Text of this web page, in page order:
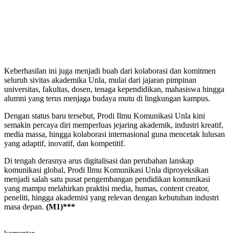
Keberhasilan ini juga menjadi buah dari kolaborasi dan komitmen
seluruh sivitas akademika Unla, mulai dari jajaran pimpinan
universitas, fakultas, dosen, tenaga kependidikan, mahasiswa hingga
alumni yang terus menjaga budaya mutu di lingkungan kampus.
Dengan status baru tersebut, Prodi Ilmu Komunikasi Unla kini
semakin percaya diri memperluas jejaring akademik, industri kreatif,
media massa, hingga kolaborasi internasional guna mencetak lulusan
yang adaptif, inovatif, dan kompetitif.
Di tengah derasnya arus digitalisasi dan perubahan lanskap
komunikasi global, Prodi Ilmu Komunikasi Unla diproyeksikan
menjadi salah satu pusat pengembangan pendidikan komunikasi
yang mampu melahirkan praktisi media, humas, content creator,
peneliti, hingga akademisi yang relevan dengan kebutuhan industri
masa depan. (M1)***